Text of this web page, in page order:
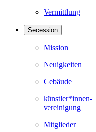
Vermittlung
Secession
Mission
Neuigkeiten
Gebäude
künstler*innen-
vereinigung
Mitglieder